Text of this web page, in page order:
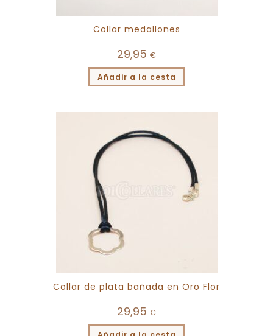
Collar medallones
29,95 €
Añadir a la cesta
Collar de plata bañada en Oro Flor
29,95 €